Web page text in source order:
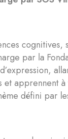
cognitives,
par la
et apprennent
défini par